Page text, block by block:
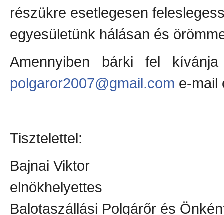
részükre esetlegesen
egyesületünk hálásan és
Amennyiben bárki fel
polgaror2007@gmail.com e-mail
Tisztelettel:
Bajnai Viktor
elnökhelyettes
Balotaszállási Polgárőr és